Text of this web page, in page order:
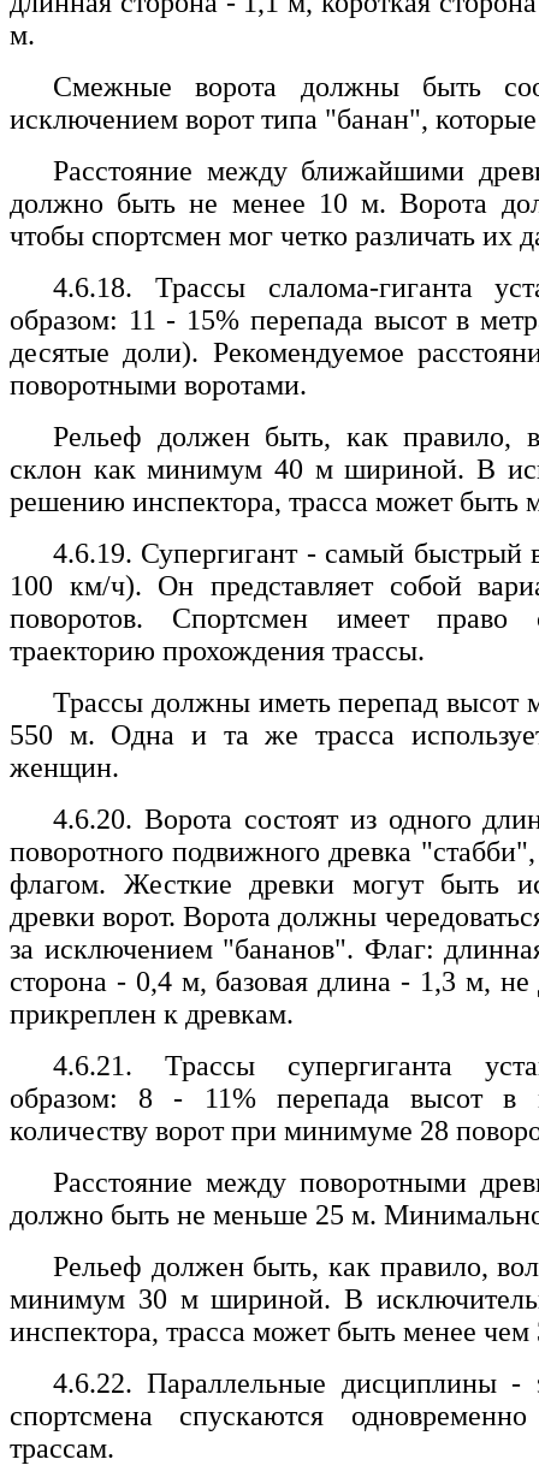
м.
Смежные ворота должны быть
исключением ворот типа "банан",
Расстояние между ближайшими
должно быть не менее 10 м. Ворота
чтобы спортсмен мог четко различать их
4.6.18. Трассы слалома-гиганта
образом: 11 - 15% перепада высот в
десятые доли). Рекомендуемое
поворотными воротами.
Рельеф должен быть, как правило,
склон как минимум 40 м шириной. В
решению инспектора, трасса может быть
4.6.19. Супергигант - самый быстрый
100 км/ч). Он представляет собой
поворотов. Спортсмен имеет право
траекторию прохождения трассы.
Трассы должны иметь перепад
550 м. Одна и та же трасса
женщин.
4.6.20. Ворота состоят из одного
поворотного подвижного древка
флагом. Жесткие древки могут быть
древки ворот. Ворота должны
за исключением "бананов". Флаг:
сторона - 0,4 м, базовая длина - 1,3 м,
прикреплен к древкам.
4.6.21. Трассы супергиганта
образом: 8 - 11% перепада высот в
количеству ворот при минимуме 28
Расстояние между поворотными
должно быть не меньше 25 м.
Рельеф должен быть, как правило,
минимум 30 м шириной. В
инспектора, трасса может быть менее
4.6.22. Параллельные дисциплины -
спортсмена спускаются
трассам.